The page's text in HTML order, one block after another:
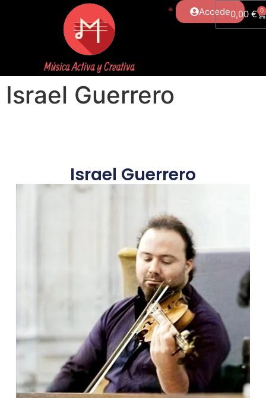
Accede0,00 € 0
Israel Guerrero
Israel Guerrero